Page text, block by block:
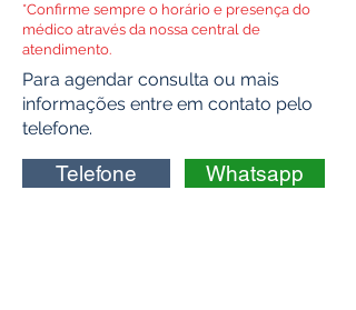
*Confirme sempre o horário e presença do
médico através da nossa central de
atendimento.
Para agendar consulta ou mais
informações entre em contato pelo
telefone.
Telefone Whatsapp